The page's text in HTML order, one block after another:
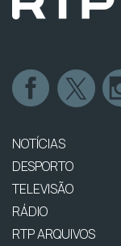
NOTÍCIAS
DESPORTO
TELEVISÃO
RÁDIO
RTP ARQUIVOS